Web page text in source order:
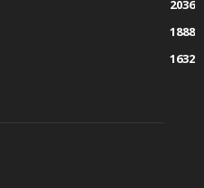
2036
1888
1632